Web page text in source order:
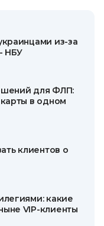
из-за
НБУ
для ФЛП:
в одном
клиентов о
какие
VIP-клиенты